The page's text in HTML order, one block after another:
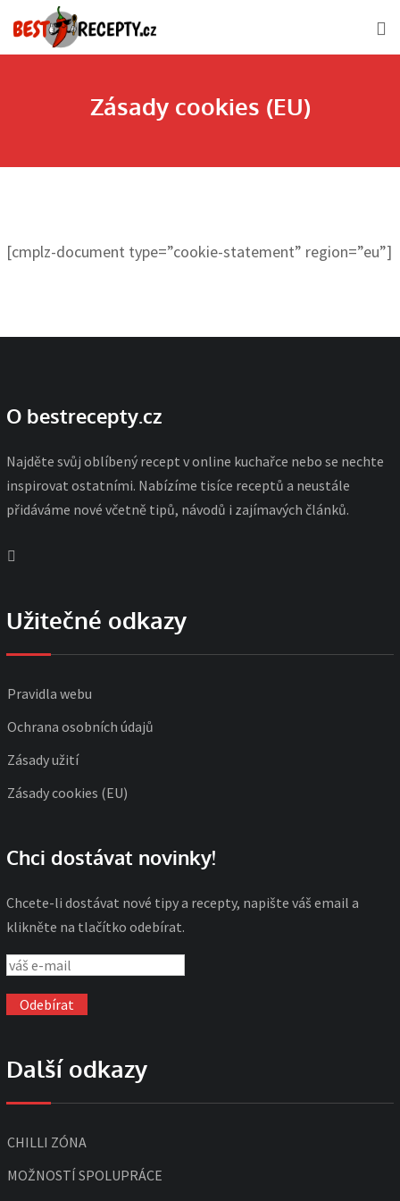
to
Zásady cookies (EU)
[cmplz-document type=”cookie-statement” region=”eu”]
O bestrecepty.cz
Najděte svůj oblíbený recept v online kuchařce nebo se nechte
inspirovat ostatními. Nabízíme tisíce receptů a neustále
přidáváme nové včetně tipů, návodů i zajímavých článků.
Užitečné odkazy
Pravidla webu
Ochrana osobních údajů
Zásady užití
Zásady cookies (EU)
Chci dostávat novinky!
Chcete-li dostávat nové tipy a recepty, napište váš email a
klikněte na tlačítko odebírat.
Další odkazy
CHILLI ZÓNA
MOŽNOSTÍ SPOLUPRÁCE